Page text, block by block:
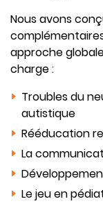
Nous avons
approche
charge :
Troubles du
autistique
Rééducation
La
Le jeu en